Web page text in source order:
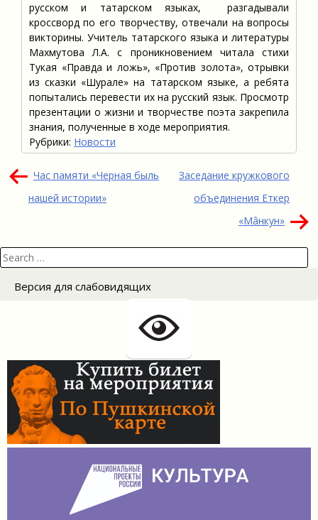
русском и татарском языках, разгадывали
кроссворд по его творчеству, отвечали на вопросы
викторины. Учитель татарского языка и литературы
Махмутова Л.А. с проникновением читала стихи
Тукая «Правда и ложь», «Против золота», отрывки
из сказки «Шурале» на татарском языке, а ребята
попытались перевести их на русский язык. Просмотр
презентации о жизни и творчестве поэта закрепила
знания, полученные в ходе мероприятия.
Рубрики: Новости
Навигация
по
Час памяти «Черная быль
нашей истории»
Заседание кружкового
объединения Еткер
«Мâнкун»
Search
for:
Версия для слабовидящих